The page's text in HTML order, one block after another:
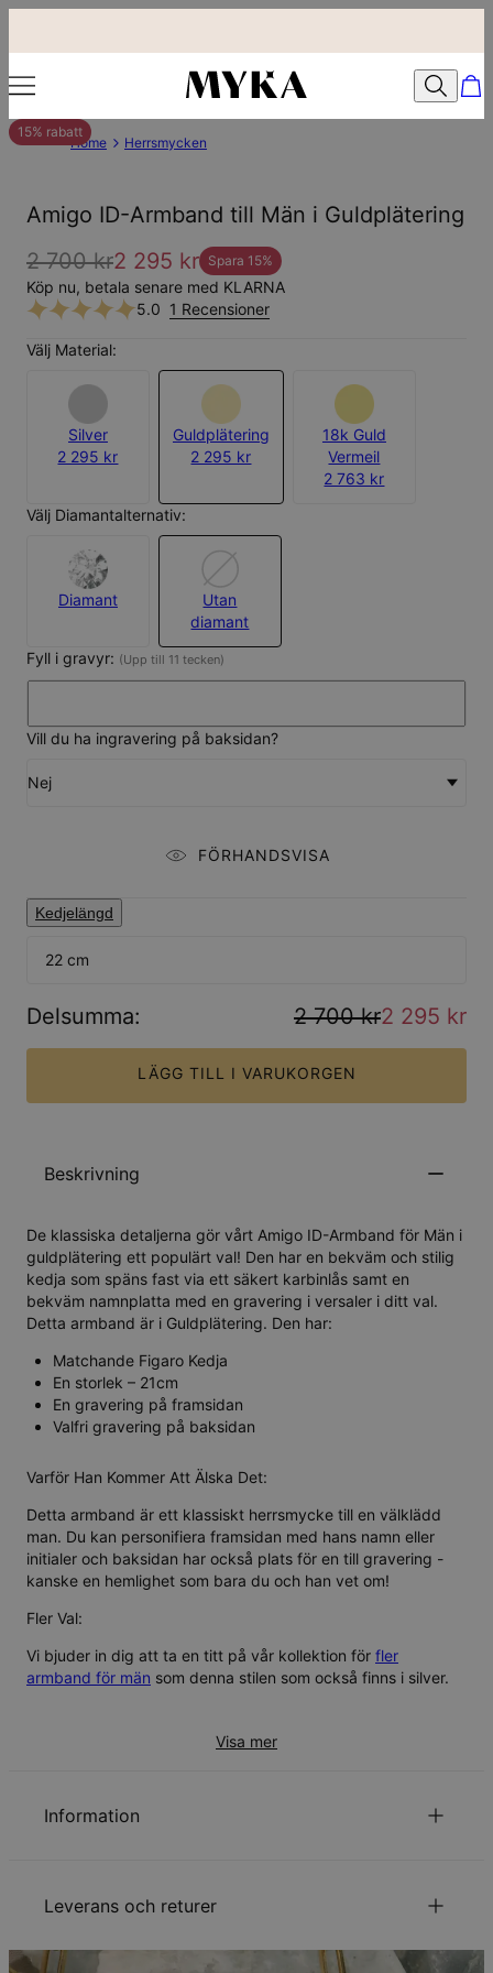
15% rabatt
Home Herrsmycken
Amigo ID-Armband till Män i Guldplätering
2 700 kr2 295 kr Spara 15%
Köp nu, betala senare med KLARNA
5.0 1 Recensioner
Välj Material:
Silver
2 295 kr
Guldplätering
2 295 kr
18k Guld
Vermeil
2 763 kr
Välj Diamantalternativ:
Diamant
Utan
diamant
Fyll i gravyr: (Upp till 11 tecken)
Vill du ha ingravering på baksidan?
Nej
FÖRHANDSVISA
Kedjelängd
22 cm
Delsumma: 2 700 kr2 295 kr
LÄGG TILL I VARUKORGEN
Beskrivning
De klassiska detaljerna gör vårt Amigo ID-Armband för Män i
guldplätering ett populärt val! Den har en bekväm och stilig
kedja som späns fast via ett säkert karbinlås samt en
bekväm namnplatta med en gravering i versaler i ditt val.
Detta armband är i Guldplätering. Den har:
Matchande Figaro Kedja
En storlek – 21cm
En gravering på framsidan
Valfri gravering på baksidan
Visa mer
Varför Han Kommer Att Älska Det:
Detta armband är ett klassiskt herrsmycke till en välklädd
man. Du kan personifiera framsidan med hans namn eller
initialer och baksidan har också plats för en till gravering -
kanske en hemlighet som bara du och han vet om!
Fler Val:
Vi bjuder in dig att ta en titt på vår kollektion för fler
armband för män som denna stilen som också finns i silver.
Information
Mått
6.86mm x 50.04mm
Kedjelängd
21.5 cm
Leverans och returer
Din beställning kommer att skickas med följande